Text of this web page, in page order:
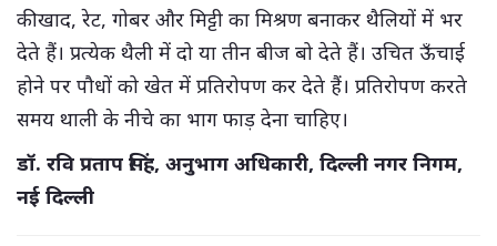
की खाद, रेट, गोबर और मिट्टी का मिश्रण बनाकर थैलियों में भर
देते हैं। प्रत्येक थैली में दो या तीन बीज बो देते हैं। उचित ऊँचाई
होने पर पौधों को खेत में प्रतिरोपण कर देते हैं। प्रतिरोपण करते
समय थाली के नीचे का भाग फाड़ देना चाहिए।
डॉ. रवि प्रताप सिंह, अनुभाग अधिकारी, दिल्ली नगर निगम,
नई दिल्ली